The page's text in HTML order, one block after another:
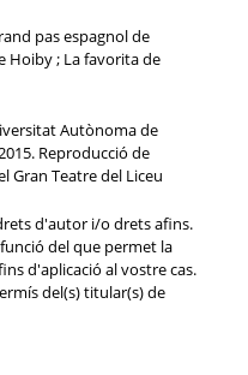
pas espagnol de
Hoiby ; La favorita de
Autònoma de
Reproducció de
Gran Teatre del Liceu
d'autor i/o drets afins.
del que permet la
d'aplicació al vostre cas.
del(s) titular(s) de